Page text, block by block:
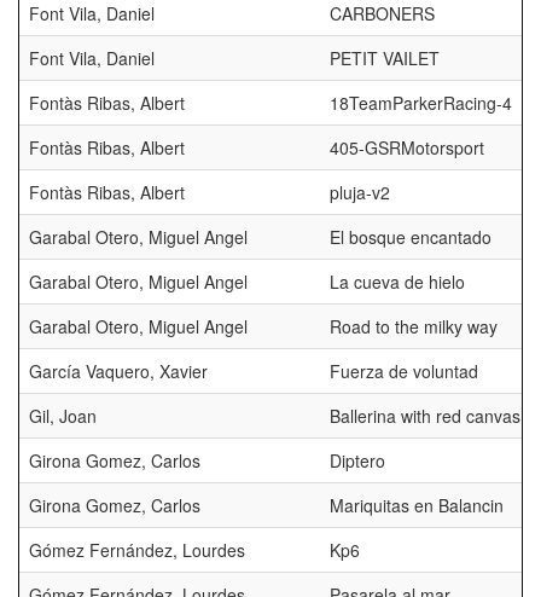
Font Vila, Daniel
CARBONERS
Font Vila, Daniel
PETIT VAILET
Fontàs Ribas, Albert
18TeamParkerRacing-4
Fontàs Ribas, Albert
405-GSRMotorsport
Fontàs Ribas, Albert
pluja-v2
Garabal Otero, Miguel Angel
El bosque encantado
Garabal Otero, Miguel Angel
La cueva de hielo
Garabal Otero, Miguel Angel
Road to the milky way
García Vaquero, Xavier
Fuerza de voluntad
Gil, Joan
Ballerina with red canvas
Girona Gomez, Carlos
Diptero
Girona Gomez, Carlos
Mariquitas en Balancin
Gómez Fernández, Lourdes
Kp6